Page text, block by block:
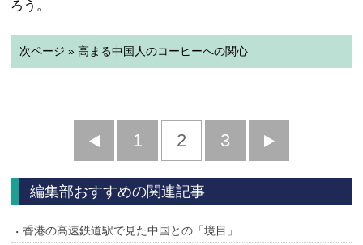
ろう。
次ページ » 高まる中国人のコーヒーへの関心
前
へ
1 2 3
へ
編集部おすすめの関連記事
香港の高速鉄道駅で見た中国との「境目」